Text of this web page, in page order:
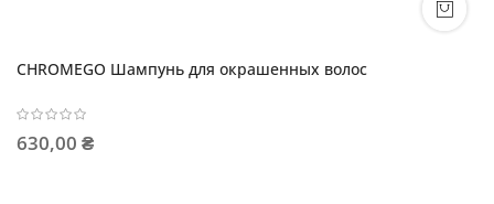
CHROMEGO Шампунь для окрашенных волос
630,00 ₴